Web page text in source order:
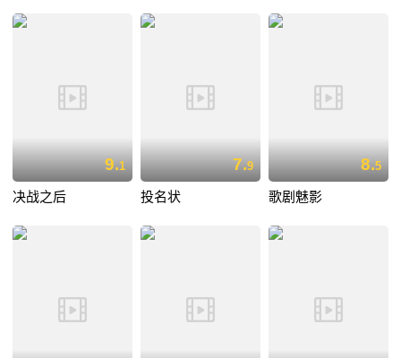
9.1
决战之后
7.9
投名状
8.5
歌剧魅影